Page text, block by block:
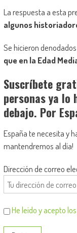
La respuesta a esta
algunos
Se hicieron
que en la Edad
Suscríbete
personas ya lo
debajo. Por
España te necesita y
mantendremos al día!
Dirección de correo
He leído y acepto